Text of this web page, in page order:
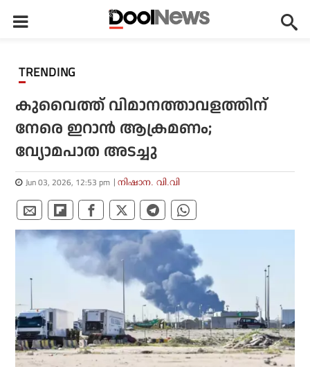
TRENDING
കുവൈത്ത് വിമാനത്താവളത്തിന്
നേരെ ഇറാന്‍ ആക്രമണം;
വ്യോമപാത അടച്ചു
Jun 03, 2026, 12:53 pm നിഷാന. വി.വി